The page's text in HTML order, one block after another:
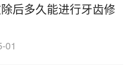
后多久能进行牙齿修
01